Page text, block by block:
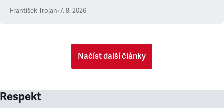
František Trojan•7. 8. 2026
Načíst další články
Respekt